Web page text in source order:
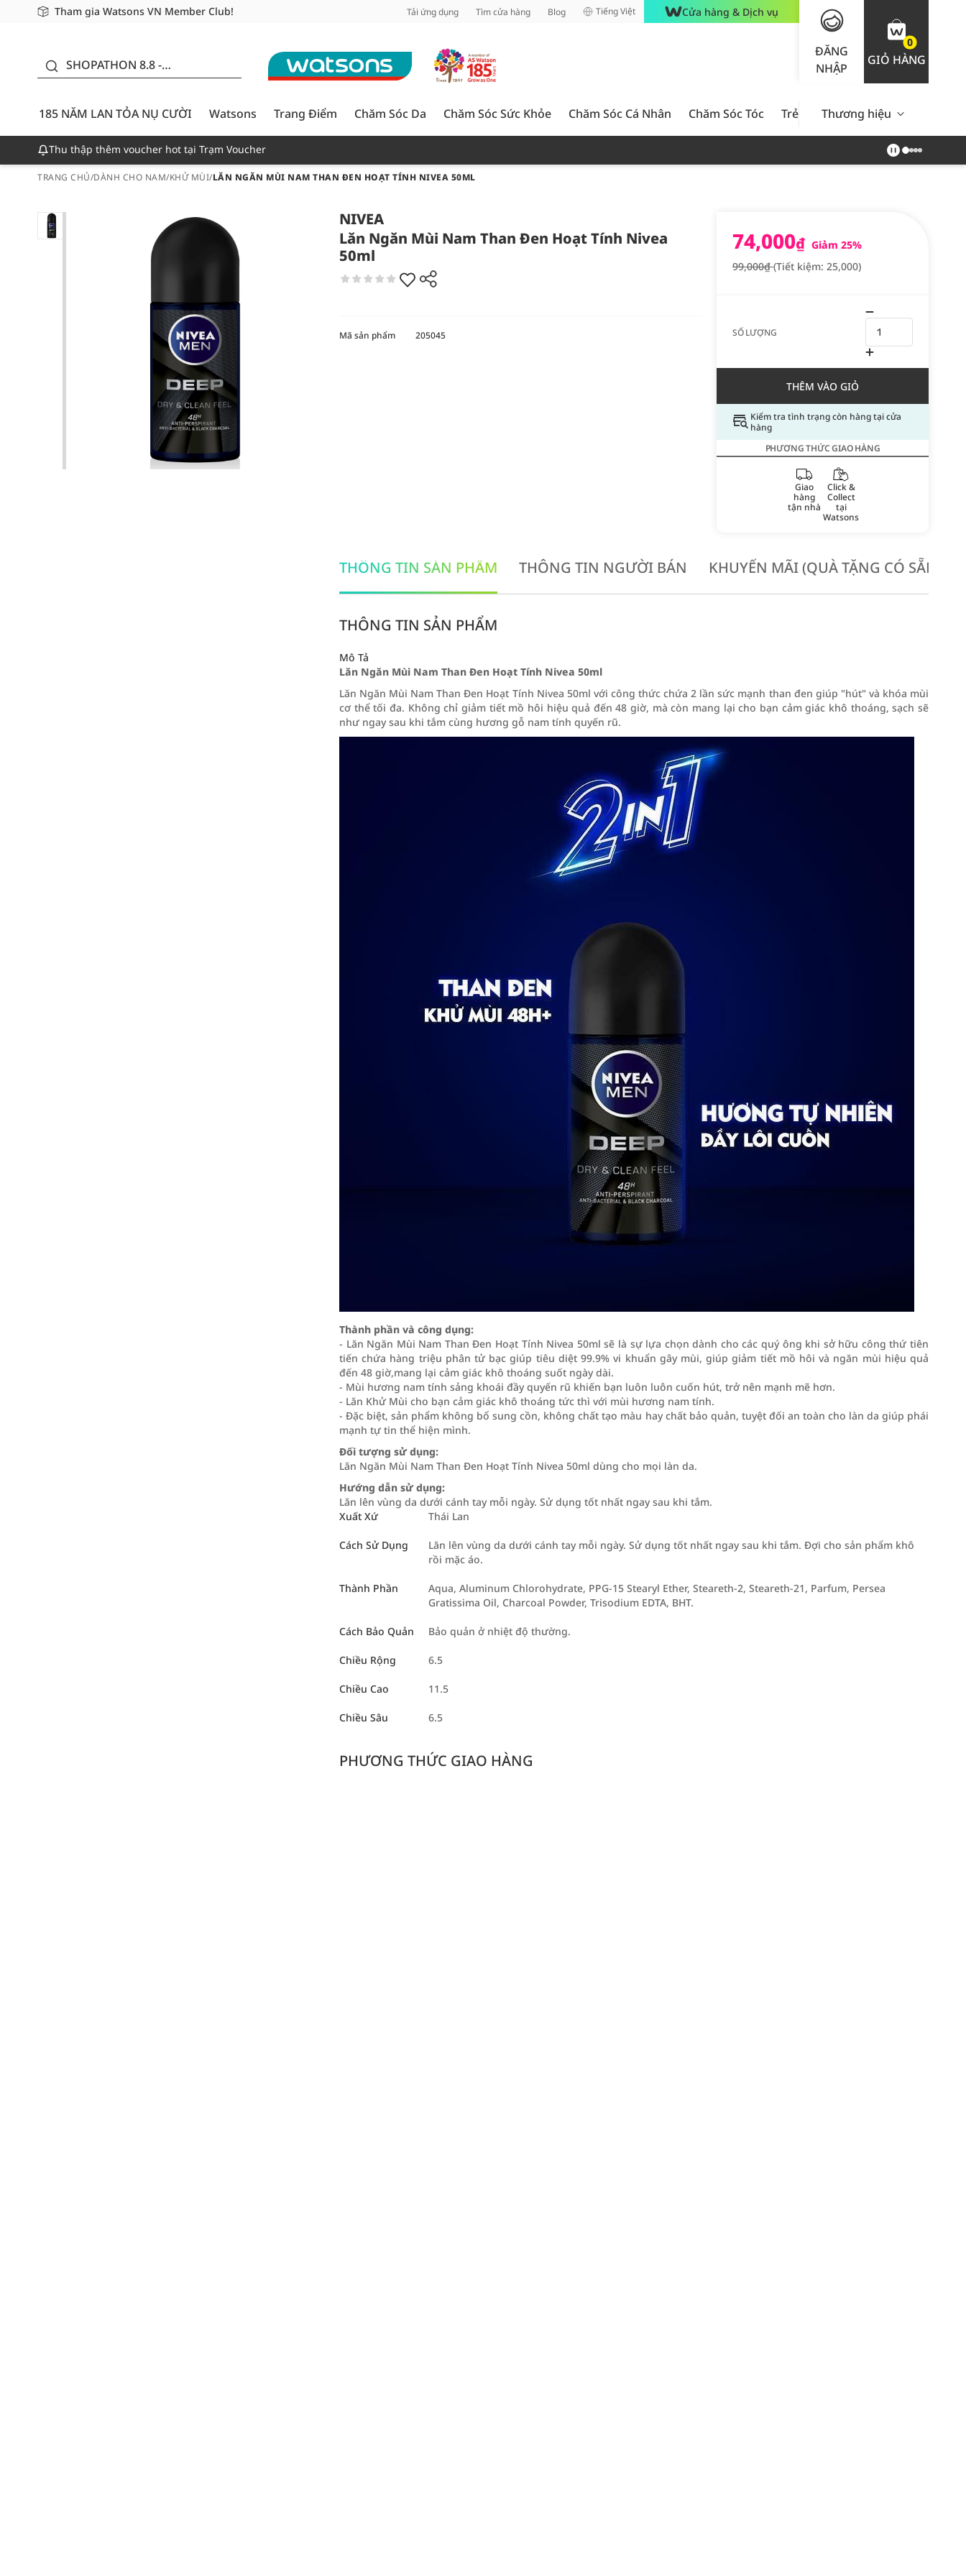
Tham gia Watsons VN Member Club!
Miễn phí giao hàng cho đơn hàng từ 249,000Đ
Giao hàng nhanh 24h - Áp dụng khu vực TP. Hồ Chí Minh Tải ứng dụng Tìm cửa hàng Blog Tiếng Việt Cửa hàng & Dịch vụ
ĐĂNG
NHẬP
0
GIỎ HÀNG
SHOPATHON 8.8 -
CƯỜI - GIẢM ĐẾN
50%
185 NĂM LAN TỎA NỤ CƯỜI
Watsons Trang Điểm Chăm Sóc Da Chăm Sóc Sức Khỏe Chăm Sóc Cá Nhân Chăm Sóc Tóc Trẻ Em Nam Giới Chăm Sóc
Thương hiệu
Thu thập thêm voucher hot tại Trạm Voucher
TRANG CHỦ/DÀNH CHO NAM/KHỬ MÙI/LĂN NGĂN MÙI NAM THAN ĐEN HOẠT TÍNH NIVEA 50ML
NIVEA
Lăn Ngăn Mùi Nam Than Đen Hoạt Tính Nivea
50ml
74,000₫ Giảm 25%
99,000₫(Tiết kiệm: 25,000)
SỐ LƯỢNG
THÊM VÀO GIỎ
Kiểm tra tình trạng còn hàng tại cửa
hàng
PHƯƠNG THỨC GIAO HÀNG
Giao
hàng
tận nhà
Click &
Collect
tại
Watsons
Mã sản phẩm 205045
THÔNG TIN SẢN PHẨM THÔNG TIN NGƯỜI BÁN KHUYẾN MÃI (QUÀ TẶNG CÓ SẴN
THÔNG TIN SẢN PHẨM
Mô Tả
Lăn Ngăn Mùi Nam Than Đen Hoạt Tính Nivea 50ml
Lăn Ngăn Mùi Nam Than Đen Hoạt Tính Nivea 50ml với công thức chứa 2 lần sức mạnh than đen giúp "hút" và khóa mùi
cơ thể tối đa. Không chỉ giảm tiết mồ hôi hiệu quả đến 48 giờ, mà còn mang lại cho bạn cảm giác khô thoáng, sạch sẽ
như ngay sau khi tắm cùng hương gỗ nam tính quyến rũ.
Thành phần và công dụng:
- Lăn Ngăn Mùi Nam Than Đen Hoạt Tính Nivea 50ml sẽ là sự lựa chọn dành cho các quý ông khi sở hữu công thứ tiên
tiến chứa hàng triệu phân tử bạc giúp tiêu diệt 99.9% vi khuẩn gây mùi, giúp giảm tiết mồ hôi và ngăn mùi hiệu quả
đến 48 giờ,mang lại cảm giác khô thoáng suốt ngày dài.
- Mùi hương nam tính sảng khoái đầy quyến rũ khiến bạn luôn luôn cuốn hút, trở nên mạnh mẽ hơn.
- Lăn Khử Mùi cho bạn cảm giác khô thoáng tức thì với mùi hương nam tính.
- Đặc biệt, sản phẩm không bổ sung cồn, không chất tạo màu hay chất bảo quản, tuyệt đối an toàn cho làn da giúp phái
mạnh tự tin thể hiện mình.
Đối tượng sử dụng:
Lăn Ngăn Mùi Nam Than Đen Hoạt Tính Nivea 50ml dùng cho mọi làn da.
Hướng dẫn sử dụng:
Lăn lên vùng da dưới cánh tay mỗi ngày. Sử dụng tốt nhất ngay sau khi tắm.
Xuất Xứ
Thái Lan
Cách Sử Dụng
Lăn lên vùng da dưới cánh tay mỗi ngày. Sử dụng tốt nhất ngay sau khi tắm. Đợi cho sản phẩm khô
rồi mặc áo.
Thành Phần
Aqua, Aluminum Chlorohydrate, PPG-15 Stearyl Ether, Steareth-2, Steareth-21, Parfum, Persea
Gratissima Oil, Charcoal Powder, Trisodium EDTA, BHT.
Cách Bảo Quản Bảo quản ở nhiệt độ thường.
Chiều Rộng 6.5
Chiều Cao 11.5
Chiều Sâu 6.5
PHƯƠNG THỨC GIAO HÀNG